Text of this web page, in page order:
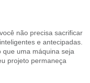
não precisa sacrificar
e antecipadas.
que uma máquina seja
projeto permaneça